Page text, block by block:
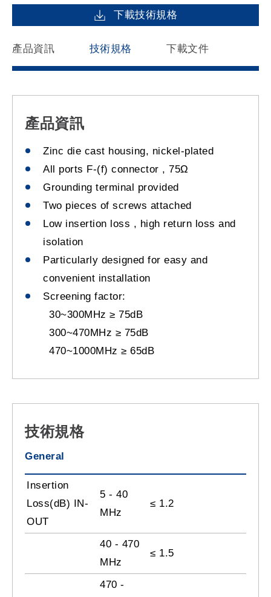
下載技術規格
產品資訊 技術規格 下載文件
產品資訊
Zinc die cast housing, nickel-plated
All ports F-(f) connector , 75Ω
Grounding terminal provided
Two pieces of screws attached
Low insertion loss , high return loss and
isolation
Particularly designed for easy and
convenient installation
Screening factor:
30~300MHz ≥ 75dB
300~470MHz ≥ 75dB
470~1000MHz ≥ 65dB
技術規格
General
Insertion
Loss(dB) IN-
OUT
5 - 40
MHz
≤ 1.2
40 - 470
MHz
≤ 1.5
470 -